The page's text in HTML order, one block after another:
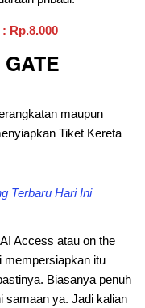
Rp.8.000
maupun
Tiket Kereta
Terbaru Hari Ini
Access atau on the
mempersiapkan itu
Biasanya penuh
samaan ya. Jadi kalian